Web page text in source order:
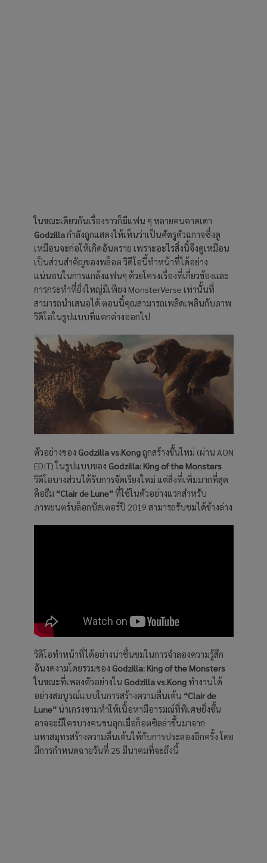
ในขณะเดียวกันเรื่องราวก็มีแฟน ๆ หลายคนคาดเดา
Godzillaกำลังถูกแสดงให้เห็นว่าเป็นศัตรูตัวฉกาจซึ่งดู
เหมือนจะก่อให้เกิดอันตราย เพราะอะไรสิ่งนี้จึงดูเหมือน
เป็นส่วนสำคัญของพล็อต วิดีโอนี้ทำหน้าที่ได้อย่าง
แน่นอนในการแกล้งแฟนๆ ด้วยโครงเรื่องที่เกี่ยวข้องและ
การกระทำที่ยิ่งใหญ่มีเพียง MonsterVerse เท่านั้นที่
สามารถนำเสนอได้ ตอนนี้คุณสามารถเพลิดเพลินกับภาพ
วิดีโอในรูปแบบที่แตกต่างออกไป
ตัวอย่างของ Godzilla vs.Kongถูกสร้างขึ้นใหม่ (ผ่าน AON
EDIT) ในรูปแบบของ Godzilla: King of the Monsters
วิดีโอบางส่วนได้รับการจัดเรียงใหม่ แต่สิ่งที่เพิ่มมากที่สุด
คือธีม “Clair de Lune”ที่ใช้ในตัวอย่างแรกสำหรับ
ภาพยนตร์บล็อกบัสเตอร์ปี 2019 สามารถรับชมได้ข้างล่าง
วิดีโอทำหน้าที่ได้อย่างน่าชื่นชมในการจำลองความรู้สึก
อันงดงามโดยรวมของ Godzilla: King of the Monsters
ในขณะที่เพลงตัวอย่างใน Godzilla vs.Kongทำงานได้
อย่างสมบูรณ์แบบในการสร้างความตื่นเต้น “Clair de
Lune” น่าเกรงขามทำให้เนื้อหามีอารมณ์ที่พิเศษยิ่งขึ้น
อาจจะมีใครบางคนขนลุกเมื่อก็อตซิลล่าขึ้นมาจาก
มหาสมุทรสร้างความตื่นเต้นให้กับการประลองอีกครั้ง โดย
มีการกำหนดฉายวันที่ 25 มีนาคมที่จะถึงนี้